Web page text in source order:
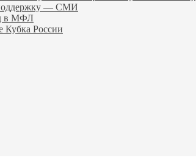
поддержку — СМИ
в МФЛ
Кубка России